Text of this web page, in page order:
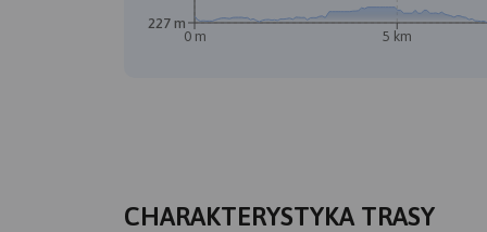
0 m 5 km
227 m
CHARAKTERYSTYKA TRASY